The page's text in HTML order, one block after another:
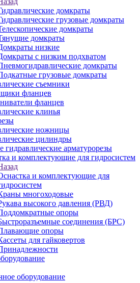
домкраты
грузовые домкраты
домкраты
домкраты
низкие
с низким подхватом
домкраты
грузовые домкраты
съемники
фланцев
фланцев
клинья
ножницы
цилиндры
гидравлические арматурорезы
и комплектующие для гидросистем
и комплектующие для
многоходовые
высокого давления (РВД)
опоры
соединения (БРС)
опоры
для гайковертов
оборудование